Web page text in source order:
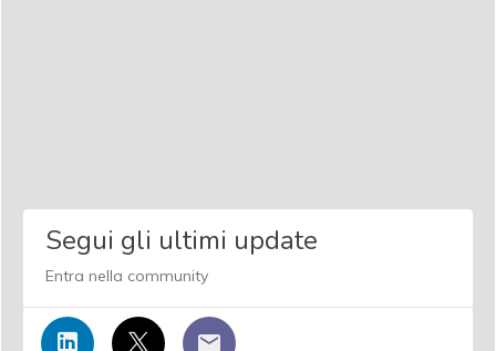
Segui gli ultimi update
Entra nella community